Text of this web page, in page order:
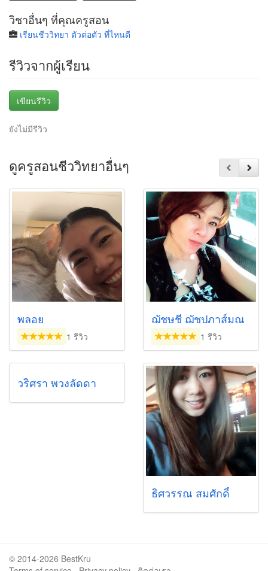
วิชาอื่นๆ ที่คุณครูสอน
เรียนชีววิทยา ตัวต่อตัว ที่ไหนดี
รีวิวจากผู้เรียน
เขียนรีวิว
ยังไม่มีรีวิว
ดูครูสอนชีววิทยาอื่นๆ
พลอย
1 รีวิว
ฌัชษชี ฌัชปภาส์มณ
1 รีวิว
วริศรา พวงลัดดา
ธิศวรรณ สมศักดิ์
© 2014-2026 BestKru